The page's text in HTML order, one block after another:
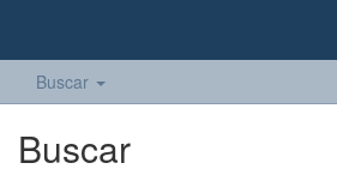
Buscar
Buscar